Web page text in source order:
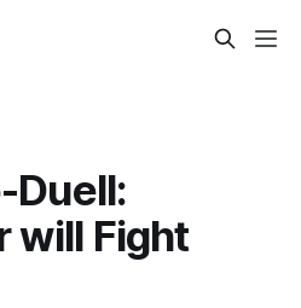
Duell:
will Fight